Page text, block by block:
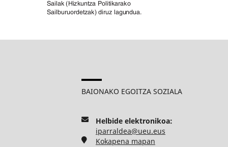
BAIONAKO EGOITZA SOZIALA
Helbide elektronikoa:
iparraldea@ueu.eus
Kokapena mapan